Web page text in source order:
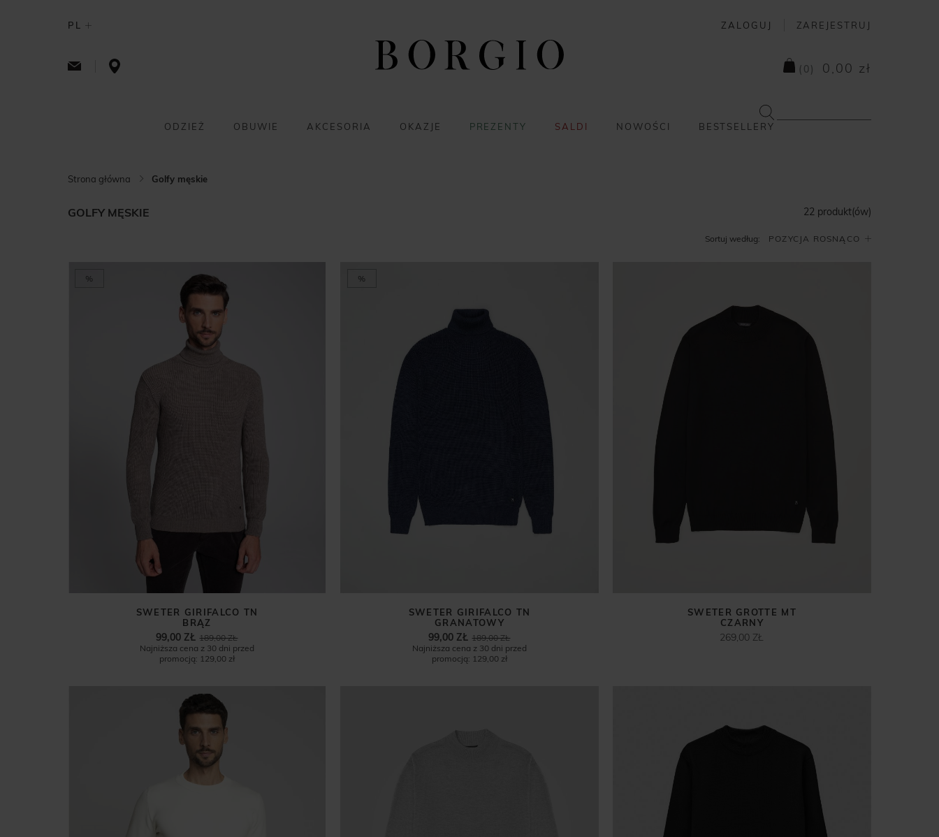
PL ZALOGUJ ZAREJESTRUJ
( 0 ) 0,00 zł
ODZIEŻ OBUWIE AKCESORIA OKAZJE PREZENTY SALDI NOWOŚCI BESTSELLERY
Strona główna Golfy męskie
GOLFY MĘSKIE 22 produkt(ów)
Sortuj według:
%
SWETER GIRIFALCO TN
BRĄZ
189,00 ZŁ
99,00 ZŁ
Najniższa cena z 30 dni przed
promocją: 129,00 zł
%
SWETER GIRIFALCO TN
GRANATOWY
189,00 ZŁ
99,00 ZŁ
Najniższa cena z 30 dni przed
promocją: 129,00 zł
SWETER GROTTE MT
CZARNY
269,00 ZŁ